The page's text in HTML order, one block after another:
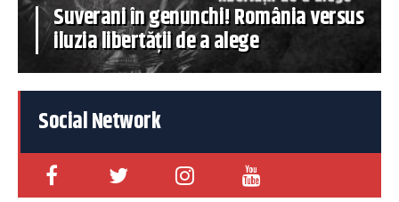
Suverani în genunchi! România versus
iluzia libertății de a alege
Social Network